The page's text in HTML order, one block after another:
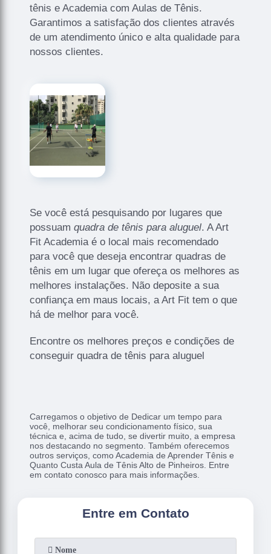
tênis e Academia com Aulas de Tênis.
Garantimos a satisfação dos clientes através
de um atendimento único e alta qualidade para
nossos clientes.
Se você está pesquisando por lugares que
possuamquadra de tênis para aluguel. A Art
Fit Academia é o local mais recomendado
para você que deseja encontrar quadras de
tênis em um lugar que ofereça os melhores as
melhores instalações. Não deposite a sua
confiança em maus locais, a Art Fit tem o que
há de melhor para você.
Encontre os melhores preços e condições de
conseguir quadra de tênis para aluguel
Carregamos o objetivo de Dedicar um tempo para
você, melhorar seu condicionamento físico, sua
técnica e, acima de tudo, se divertir muito, a empresa
nos destacando no segmento. Também oferecemos
outros serviços, como Academia de Aprender Tênis e
Quanto Custa Aula de Tênis Alto de Pinheiros. Entre
em contato conosco para mais informações.
Entre em Contato